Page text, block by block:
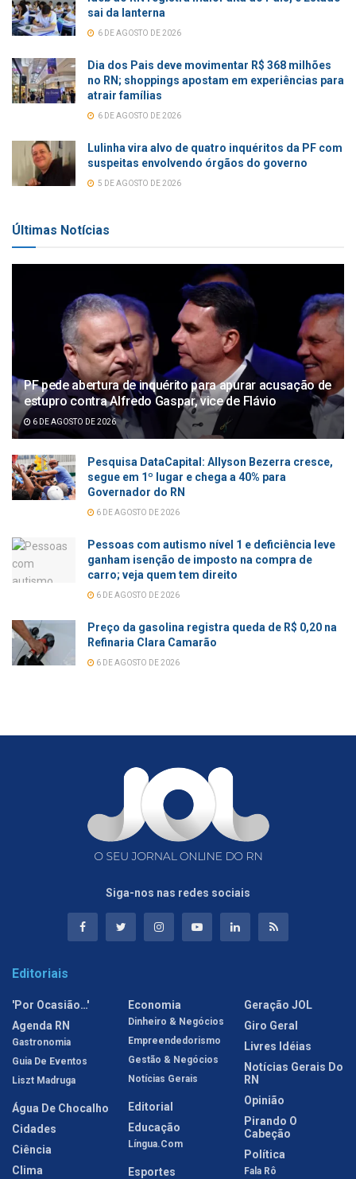
sai da lanterna
6 DE AGOSTO DE 2026
Dia dos Pais deve movimentar R$ 368 milhões
no RN; shoppings apostam em experiências para
atrair famílias
6 DE AGOSTO DE 2026
Lulinha vira alvo de quatro inquéritos da PF com
suspeitas envolvendo órgãos do governo
5 DE AGOSTO DE 2026
Últimas Notícias
PF pede abertura de inquérito para apurar acusação de
estupro contra Alfredo Gaspar, vice de Flávio
6 DE AGOSTO DE 2026
Pesquisa DataCapital: Allyson Bezerra cresce,
segue em 1º lugar e chega a 40% para
Governador do RN
6 DE AGOSTO DE 2026
Pessoas com autismo nível 1 e deficiência leve
ganham isenção de imposto na compra de
carro; veja quem tem direito
6 DE AGOSTO DE 2026
Preço da gasolina registra queda de R$ 0,20 na
Refinaria Clara Camarão
6 DE AGOSTO DE 2026
Siga-nos nas redes sociais
Editoriais
'Por Ocasião…'
Agenda RN
Gastronomia
Guia De Eventos
Liszt Madruga
Água De Chocalho
Cidades
Ciência
Clima
Economia
Dinheiro & Negócios
Empreendedorismo
Gestão & Negócios
Notícias Gerais
Editorial
Educação
Língua.com
Esportes
Geração JOL
Giro Geral
Livres Idéias
Notícias Gerais Do
RN
Opinião
Pirando O
Cabeção
Política
Fala Rô